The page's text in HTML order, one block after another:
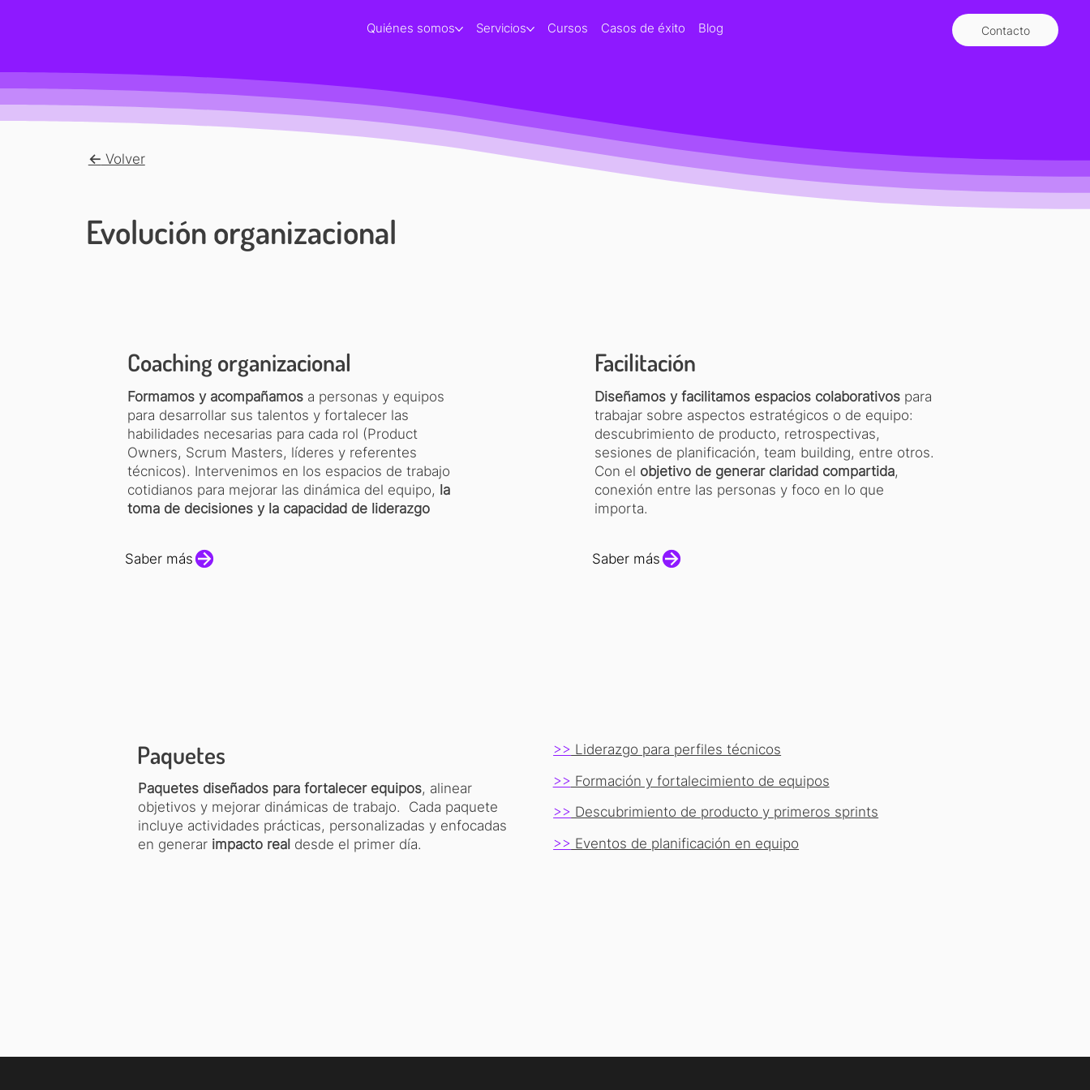
Quiénes somos Servicios Cursos Casos de éxito Blog Contacto
<- Volver
Evolución organizacional
Coaching organizacional
Formamos y acompañamos a personas y equipos
para desarrollar sus talentos y fortalecer las
habilidades necesarias para cada rol (Product
Owners, Scrum Masters, líderes y referentes
técnicos). Intervenimos en los espacios de trabajo
cotidianos para mejorar las dinámica del equipo, la
toma de decisiones y la capacidad de liderazgo
Saber más
Facilitación
Diseñamos y facilitamos espacios colaborativos para
trabajar sobre aspectos estratégicos o de equipo:
descubrimiento de producto, retrospectivas,
sesiones de planificación, team building, entre otros.
Con el objetivo de generar claridad compartida,
conexión entre las personas y foco en lo que
importa.
Saber más
Paquetes
Paquetes diseñados para fortalecer equipos, alinear
objetivos y mejorar dinámicas de trabajo. Cada paquete
incluye actividades prácticas, personalizadas y enfocadas
en generarimpacto real desde el primer día.
>> Liderazgo para perfiles técnicos
>> Formación y fortalecimiento de equipos
>> Descubrimiento de producto y primeros sprints
>> Eventos de planificación en equipo